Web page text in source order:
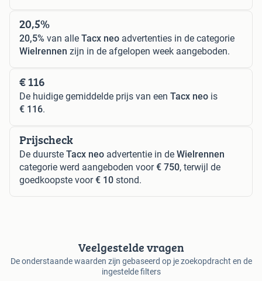
20,5%
20,5% van alle Tacx neo advertenties in de categorie
Wielrennen zijn in de afgelopen week aangeboden.
€ 116
De huidige gemiddelde prijs van een Tacx neo is
€ 116.
Prijscheck
De duurste Tacx neo advertentie in de Wielrennen
categorie werd aangeboden voor€ 750, terwijl de
goedkoopste voor€ 10 stond.
Veelgestelde vragen
De onderstaande waarden zijn gebaseerd op je zoekopdracht en de
ingestelde filters